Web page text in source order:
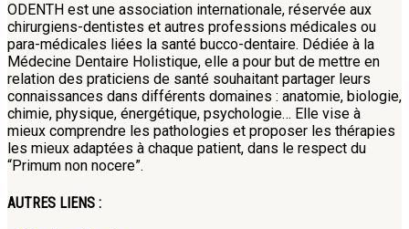
ODENTH est une association internationale, réservée aux
chirurgiens-dentistes et autres professions médicales ou
para-médicales liées la santé bucco-dentaire. Dédiée à la
Médecine Dentaire Holistique, elle a pour but de mettre en
relation des praticiens de santé souhaitant partager leurs
connaissances dans différents domaines : anatomie, biologie,
chimie, physique, énergétique, psychologie… Elle vise à
mieux comprendre les pathologies et proposer les thérapies
les mieux adaptées à chaque patient, dans le respect du
“Primum non nocere”.
AUTRES LIENS :